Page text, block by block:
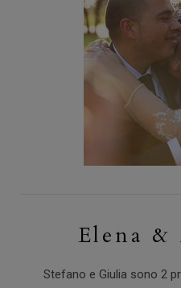
Elena &
Stefano e Giulia sono 2